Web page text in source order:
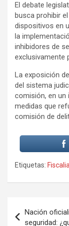
El debate
busca prohibir
dispositivos en
la
inhibidores de
exclusivamente
La exposición
del sistema
comisión, en un
medidas que
comisión de
Etiquetas:
de
Nación
seguridad: